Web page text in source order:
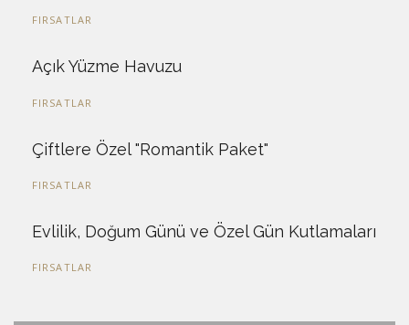
FIRSATLAR
Açık Yüzme Havuzu
FIRSATLAR
Çiftlere Özel "Romantik Paket"
FIRSATLAR
Evlilik, Doğum Günü ve Özel Gün Kutlamaları
FIRSATLAR